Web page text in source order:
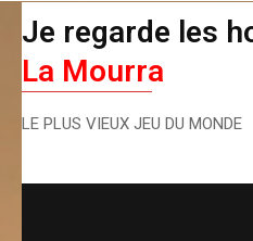
Je regarde les
La Mourra
LE PLUS VIEUX JEU DU MONDE